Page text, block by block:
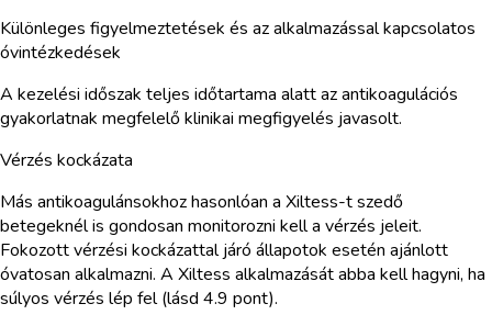
Különleges figyelmeztetések és az alkalmazással kapcsolatos
óvintézkedések
A kezelési időszak teljes időtartama alatt az antikoagulációs
gyakorlatnak megfelelő klinikai megfigyelés javasolt.
Vérzés kockázata
Más antikoagulánsokhoz hasonlóan a Xiltess-t szedő
betegeknél is gondosan monitorozni kell a vérzés jeleit.
Fokozott vérzési kockázattal járó állapotok esetén ajánlott
óvatosan alkalmazni. A Xiltess alkalmazását abba kell hagyni, ha
súlyos vérzés lép fel (lásd 4.9 pont).